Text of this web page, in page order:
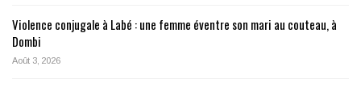
Violence conjugale à Labé : une femme éventre son mari au couteau, à
Dombi
Août 3, 2026